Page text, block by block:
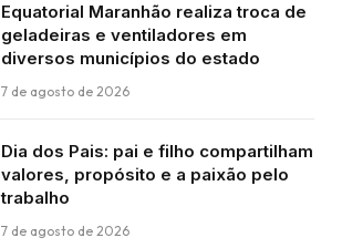
Equatorial Maranhão realiza troca de
geladeiras e ventiladores em
diversos municípios do estado
7 de agosto de 2026
Dia dos Pais: pai e filho compartilham
valores, propósito e a paixão pelo
trabalho
7 de agosto de 2026